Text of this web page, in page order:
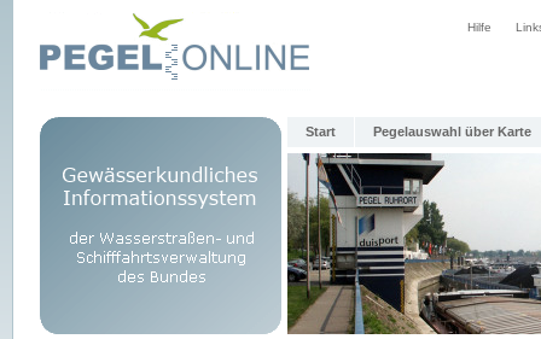
Hilfe
Start Pegelauswahl über Karte